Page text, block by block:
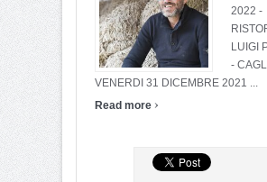
2022 -
LUIGI
-
VENERDI 31 DICEMBRE 2021 ...
Read more ›